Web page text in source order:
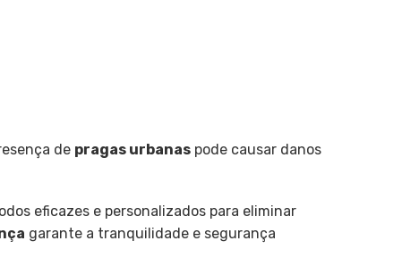
de pragas urbanas pode causar danos
eficazes e personalizados para eliminar
garante a tranquilidade e segurança